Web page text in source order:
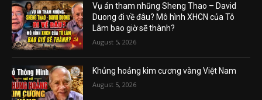
Vụ án tham nhũng Sheng Thao – David
Duong đi về đâu? Mô hình XHCN của Tô
Lâm bao giờ sẽ thành?
August 5, 2026
Khủng hoảng kim cương vàng Việt Nam
August 5, 2026